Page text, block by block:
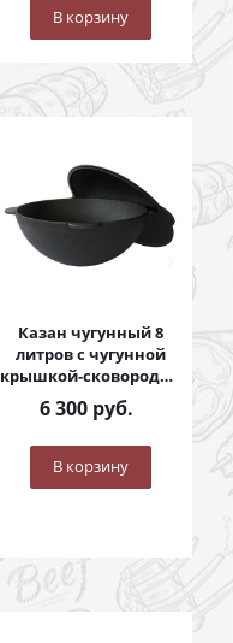
В корзину
Казан чугунный 8
литров с чугунной
крышкой-сковородой
8 литров
6 300руб.
В корзину